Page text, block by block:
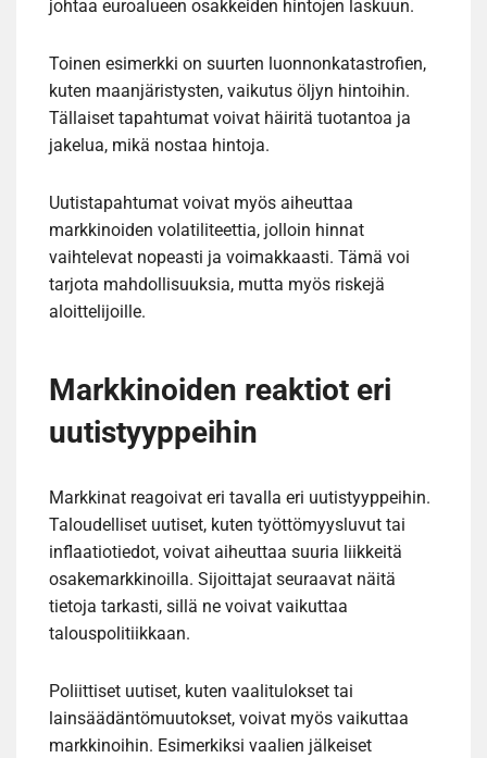
johtaa euroalueen osakkeiden hintojen laskuun.
Toinen esimerkki on suurten luonnonkatastrofien,
kuten maanjäristysten, vaikutus öljyn hintoihin.
Tällaiset tapahtumat voivat häiritä tuotantoa ja
jakelua, mikä nostaa hintoja.
Uutistapahtumat voivat myös aiheuttaa
markkinoiden volatiliteettia, jolloin hinnat
vaihtelevat nopeasti ja voimakkaasti. Tämä voi
tarjota mahdollisuuksia, mutta myös riskejä
aloittelijoille.
Markkinoiden reaktiot eri
uutistyyppeihin
Markkinat reagoivat eri tavalla eri uutistyyppeihin.
Taloudelliset uutiset, kuten työttömyysluvut tai
inflaatiotiedot, voivat aiheuttaa suuria liikkeitä
osakemarkkinoilla. Sijoittajat seuraavat näitä
tietoja tarkasti, sillä ne voivat vaikuttaa
talouspolitiikkaan.
Poliittiset uutiset, kuten vaalitulokset tai
lainsäädäntömuutokset, voivat myös vaikuttaa
markkinoihin. Esimerkiksi vaalien jälkeiset